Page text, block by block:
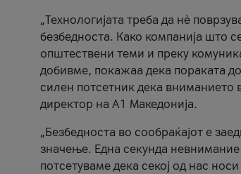
„Технологијата треба да нè
безбедноста. Како компанија што
општествени теми и преку
добивме, покажаа дека пораката
силен потсетник дека вниманието
директор на А1 Македонија.
„Безбедноста во сообраќајот е
значење. Една секунда
потсетуваме дека секој од нас